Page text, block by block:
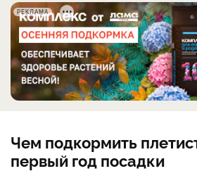
РЕКЛАМА
Чем подкормить
первый год посадки